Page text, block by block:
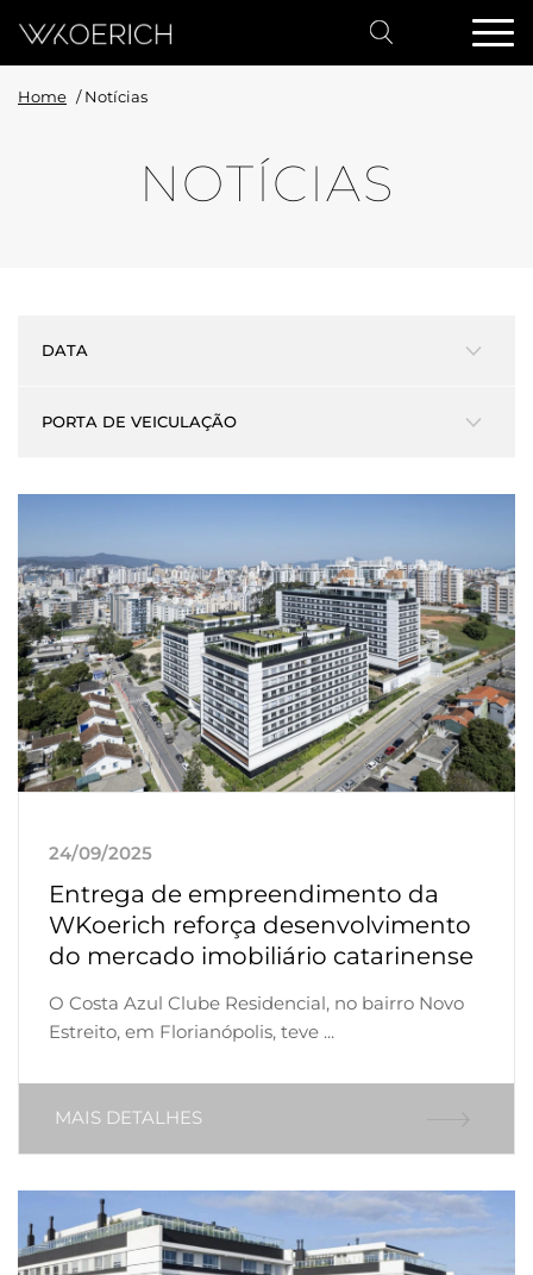
Home /Notícias
NOTÍCIAS
DATA
PORTA DE VEICULAÇÃO
24/09/2025
Entrega de empreendimento da
WKoerich reforça desenvolvimento
do mercado imobiliário catarinense
O Costa Azul Clube Residencial, no bairro Novo
Estreito, em Florianópolis, teve ...
MAIS DETALHES